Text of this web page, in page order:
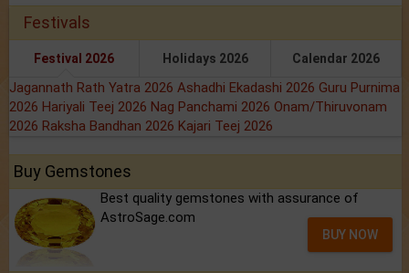
Festivals
Festival 2026 Holidays 2026 Calendar 2026
Jagannath Rath Yatra 2026 Ashadhi Ekadashi 2026 Guru Purnima
2026 Hariyali Teej 2026 Nag Panchami 2026 Onam/Thiruvonam
2026 Raksha Bandhan 2026 Kajari Teej 2026
Buy Gemstones
Best quality gemstones with assurance of
AstroSage.com
BUY NOW